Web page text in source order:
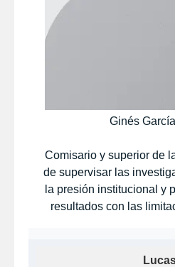
Ginés
Comisario y superior de
de supervisar las
la presión institucional y
resultados con las